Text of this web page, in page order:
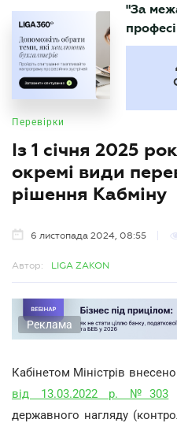
БУХГАЛТЕР
"За
Перевірки
Із 1 січня 2025
окремі види
рішення Кабміну
6 листопада 2024, 08:55
Автор: LIGA ZAKON
Реклама
Кабінетом Міністрів
від 13.03.2022 р. №303
державного нагляду